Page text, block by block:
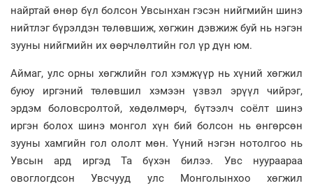
найртай өнөр бүл болсон Увсынхан гэсэн нийгмийн шинэ
нийтлэг бүрэлдэн төлөвшиж, хөгжин дэвжиж буй нь нэгэн
зууны нийгмийн их өөрчлөлтийн гол үр дүн юм.
Аймаг, улс орны хөгжлийн гол хэмжүүр нь хүний хөгжил
буюу иргэний төлөвшил хэмээн үзвэл эрүүл чийрэг,
эрдэм боловсролтой, хөдөлмөрч, бүтээлч соёлт шинэ
иргэн болох шинэ монгол хүн бий болсон нь өнгөрсөн
зууны хамгийн гол ололт мөн. Үүний нэгэн нотолгоо нь
Увсын ард иргэд Та бүхэн билээ. Увс нуураараа
овоглогдсон Увсчууд улс Монголынхоо хөгжил